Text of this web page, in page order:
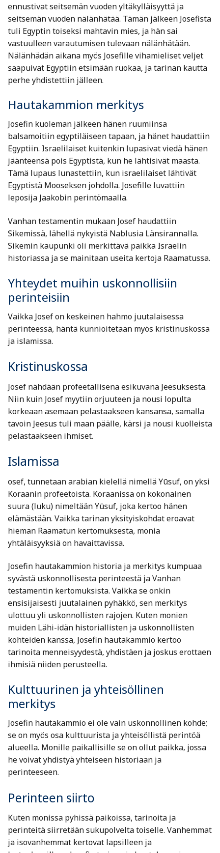
ennustivat seitsemän vuoden yltäkylläisyyttä ja
seitsemän vuoden nälänhätää. Tämän jälkeen Josefista
tuli Egyptin toiseksi mahtavin mies, ja hän sai
vastuulleen varautumisen tulevaan nälänhätään.
Nälänhädän aikana myös Josefille vihamieliset veljet
saapuivat Egyptiin etsimään ruokaa, ja tarinan kautta
perhe yhdistettiin jälleen.
Hautakammion merkitys
Josefin kuoleman jälkeen hänen ruumiinsa
balsamoitiin egyptiläiseen tapaan, ja hänet haudattiin
Egyptiin. Israelilaiset kuitenkin lupasivat viedä hänen
jäänteensä pois Egyptistä, kun he lähtisivät maasta.
Tämä lupaus lunastettiin, kun israelilaiset lähtivät
Egyptistä Mooseksen johdolla. Josefille luvattiin
leposija Jaakobin perintömaalla.
Vanhan testamentin mukaan Josef haudattiin
Sikemissä, lähellä nykyistä Nablusia Länsirannalla.
Sikemin kaupunki oli merkittävä paikka Israelin
historiassa ja se mainitaan useita kertoja Raamatussa.
Yhteydet muihin uskonnollisiin
perinteisiin
Vaikka Josef on keskeinen hahmo juutalaisessa
perinteessä, häntä kunnioitetaan myös kristinuskossa
ja islamissa.
Kristinuskossa
Josef nähdään profeetallisena esikuvana Jeesuksesta.
Niin kuin Josef myytiin orjuuteen ja nousi lopulta
korkeaan asemaan pelastaakseen kansansa, samalla
tavoin Jeesus tuli maan päälle, kärsi ja nousi kuolleista
pelastaakseen ihmiset.
Islamissa
osef, tunnetaan arabian kielellä nimellä Yūsuf, on yksi
Koraanin profeetoista. Koraanissa on kokonainen
suura (luku) nimeltään Yūsuf, joka kertoo hänen
elämästään. Vaikka tarinan yksityiskohdat eroavat
hieman Raamatun kertomuksesta, monia
yhtäläisyyksiä on havaittavissa.
Josefin hautakammion historia ja merkitys kumpuaa
syvästä uskonnollisesta perinteestä ja Vanhan
testamentin kertomuksista. Vaikka se onkin
ensisijaisesti juutalainen pyhäkkö, sen merkitys
ulottuu yli uskonnollisten rajojen. Kuten monien
muiden Lähi-idän historiallisten ja uskonnollisten
kohteiden kanssa, Josefin hautakammio kertoo
tarinoita menneisyydestä, yhdistäen ja joskus erottaen
ihmisiä niiden perusteella.
Kulttuurinen ja yhteisöllinen
merkitys
Josefin hautakammio ei ole vain uskonnollinen kohde;
se on myös osa kulttuurista ja yhteisöllistä perintöä
alueella. Monille paikallisille se on ollut paikka, jossa
he voivat yhdistyä yhteiseen historiaan ja
perinteeseen.
Perinteen siirto
Kuten monissa pyhissä paikoissa, tarinoita ja
perinteitä siirretään sukupolvelta toiselle. Vanhemmat
ja isovanhemmat kertovat lapsilleen ja